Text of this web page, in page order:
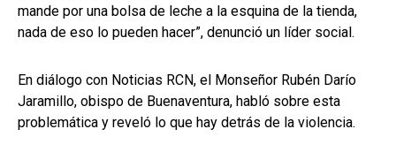
mande por una bolsa de leche a la esquina de la tienda,
nada de eso lo pueden hacer”, denunció un líder social.
En diálogo con Noticias RCN, el Monseñor Rubén Darío
Jaramillo, obispo de Buenaventura, habló sobre esta
problemática y reveló lo que hay detrás de la violencia.